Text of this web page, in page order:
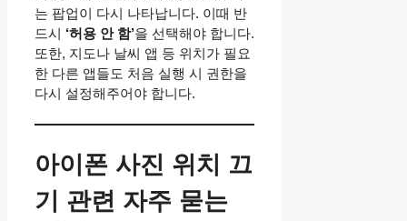
는 팝업이 다시 나타납니다. 이때 반
드시 ‘허용 안 함’을 선택해야 합니다.
또한, 지도나 날씨 앱 등 위치가 필요
한 다른 앱들도 처음 실행 시 권한을
다시 설정해주어야 합니다.
아이폰 사진 위치 끄
기 관련 자주 묻는